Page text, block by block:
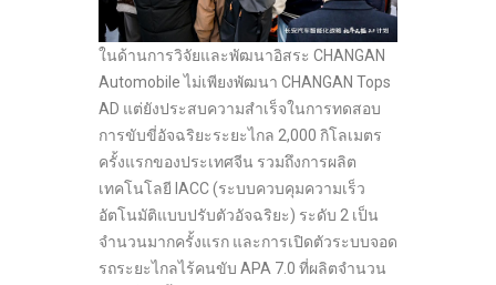
ในด้านการวิจัยและพัฒนาอิสระ CHANGAN
Automobile ไม่เพียงพัฒนา CHANGAN Tops
AD แต่ยังประสบความสำเร็จในการทดสอบ
การขับขี่อัจฉริยะระยะไกล 2,000 กิโลเมตร
ครั้งแรกของประเทศจีน รวมถึงการผลิต
เทคโนโลยี IACC (ระบบควบคุมความเร็ว
อัตโนมัติแบบปรับตัวอัจฉริยะ) ระดับ 2 เป็น
จำนวนมากครั้งแรก และการเปิดตัวระบบจอด
รถระยะไกลไร้คนขับ APA 7.0 ที่ผลิตจำนวน